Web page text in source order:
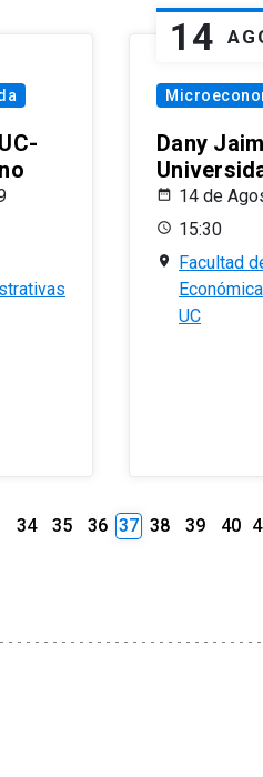
14
Dany
14 de
15:30
Facultad
UC
34 35 36 37 38 39 40